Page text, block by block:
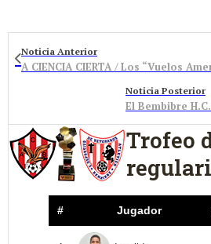
Noticia Anterior
Noticia Posterior
El Bembibre
Trofeo
# Jugador